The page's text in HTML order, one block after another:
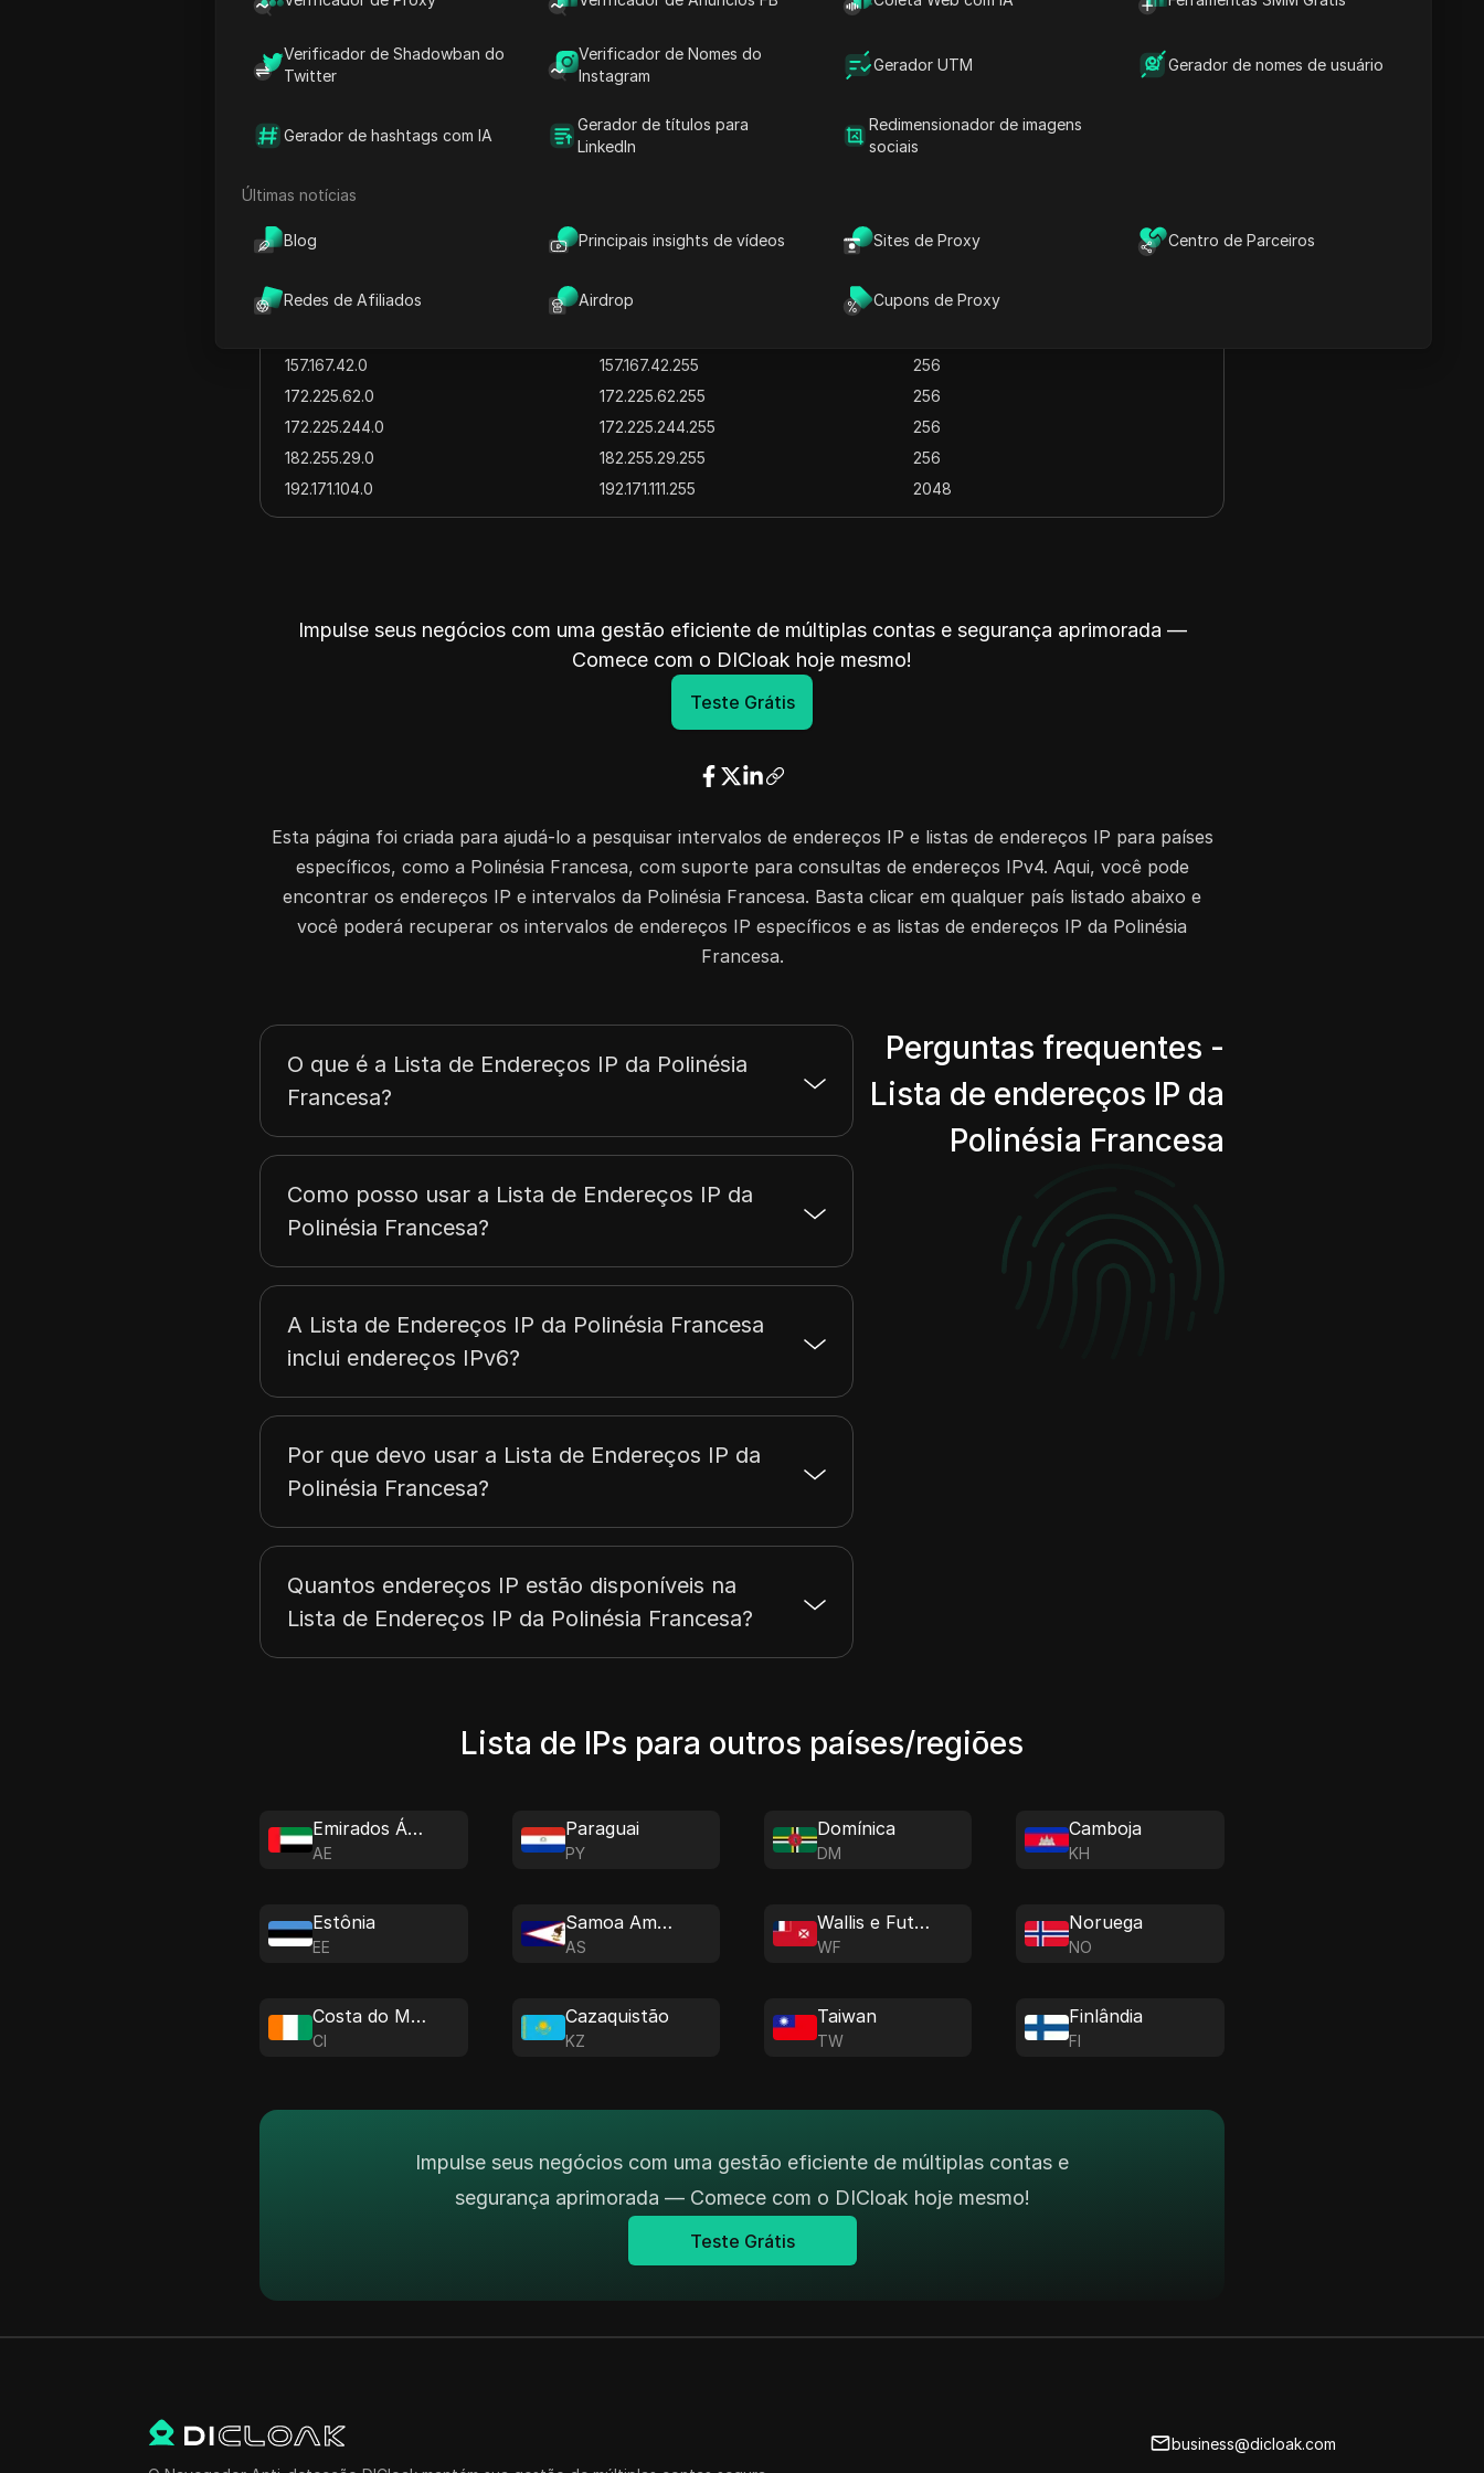
Verificador de Shadowban do
Twitter
Verificador de Nomes do
Instagram
Gerador UTM Gerador de nomes de usuário
Gerador de hashtags com IA
Gerador de títulos para
LinkedIn
Redimensionador de imagens
sociais
Últimas notícias
Blog Principais insights de vídeos Sites de Proxy Centro de Parceiros
Redes de Afiliados Airdrop Cupons de Proxy
103.46.216.0
103.46.219.255
1024
103.4.72.0
103.4.75.255
103.129.123.255
1024
103.166.71.255
512
123.50.64.0
123.50.127.255
16384
114.141.112.0
114.141.119.255
2048
157.167.42.0
157.167.42.255
256
172.225.62.0
172.225.62.255
256
172.225.244.0
172.225.244.255
256
182.255.29.0
182.255.29.255
256
192.171.104.0
192.171.111.255
2048
194.214.253.0
194.214.255.255
768
203.185.160.0
203.185.183.255
6144
218.100.77.255
Impulse seus negócios com uma gestão eficiente de múltiplas contas e segurança aprimorada —
Comece com o DICloak hoje mesmo!
Teste Grátis
Esta página foi criada para ajudá-lo a pesquisar intervalos de endereços IP e listas de endereços IP para países
específicos, como a Polinésia Francesa, com suporte para consultas de endereços IPv4. Aqui, você pode
encontrar os endereços IP e intervalos da Polinésia Francesa. Basta clicar em qualquer país listado abaixo e
você poderá recuperar os intervalos de endereços IP específicos e as listas de endereços IP da Polinésia
Francesa.
Perguntas frequentes -
Lista de endereços IP da
Polinésia Francesa
O que é a Lista de Endereços IP da Polinésia
Francesa?
Como posso usar a Lista de Endereços IP da
Polinésia Francesa?
A Lista de Endereços IP da Polinésia Francesa
inclui endereços IPv6?
Por que devo usar a Lista de Endereços IP da
Polinésia Francesa?
Quantos endereços IP estão disponíveis na
Lista de Endereços IP da Polinésia Francesa?
Lista de IPs para outros países/regiões
Emirados Árabes Unidos
AE
Paraguai
PY
Domínica
DM
Camboja
KH
Estônia
EE
Samoa Americana
AS
Wallis e Futuna
WF
Noruega
NO
Costa do Marfim
CI
Cazaquistão
KZ
Taiwan
TW
Finlândia
FI
Impulse seus negócios com uma gestão eficiente de múltiplas contas e
segurança aprimorada — Comece com o DICloak hoje mesmo!
Teste Grátis
business@dicloak.com